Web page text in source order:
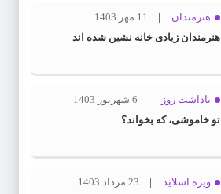
هنرمندان
11 مهر 1403
هنرمندان زیادی خانه نشین شده اند
یاداشت روز
6 شهریور 1403
تو خاموشی، که بخواند؟
ویژه اسلاید
23 مرداد 1403